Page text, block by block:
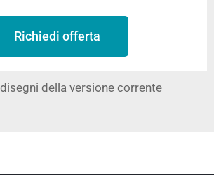
Richiedi offerta
della versione corrente